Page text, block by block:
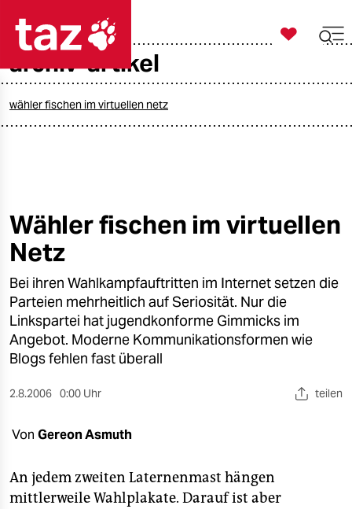
taz zahl ich
öko
gesellschaft
kultur
sport
berlin
nord
wahrheit
verlag

taz zahl ich
archiv-artikel
wähler fischen im virtuellen netz
Wähler fischen im virtuellen
Netz
Bei ihren Wahlkampfauftritten im Internet setzen die
Parteien mehrheitlich auf Seriosität. Nur die
Linkspartei hat jugendkonforme Gimmicks im
Angebot. Moderne Kommunikationsformen wie
Blogs fehlen fast überall
2.8.2006 0:00 Uhr teilen
Von Gereon Asmuth
An jedem zweiten Laternenmast hängen
mittlerweile Wahlplakate. Darauf ist aber